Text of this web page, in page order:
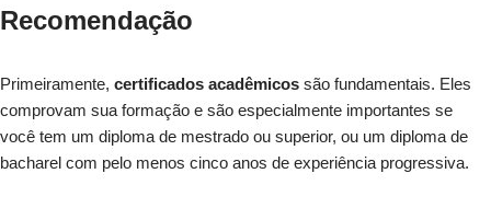
Recomendação
Primeiramente, certificados acadêmicos são fundamentais. Eles
comprovam sua formação e são especialmente importantes se
você tem um diploma de mestrado ou superior, ou um diploma de
bacharel com pelo menos cinco anos de experiência progressiva.